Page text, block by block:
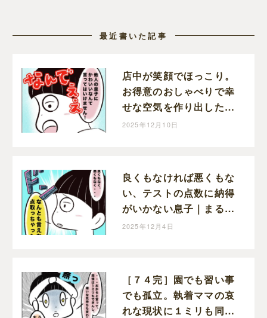
最近書いた記事
店中が笑顔でほっこり。
お得意のおしゃべりで幸
せな空気を作り出した息
子｜まるの育児絵日記
2025年12月10日
良くもなければ悪くもな
い、テストの点数に納得
がいかない息子｜まるの
育児絵日記
2025年12月4日
［７４完］園でも習い事
でも孤立。執着ママの哀
れな現状に１ミリも同情